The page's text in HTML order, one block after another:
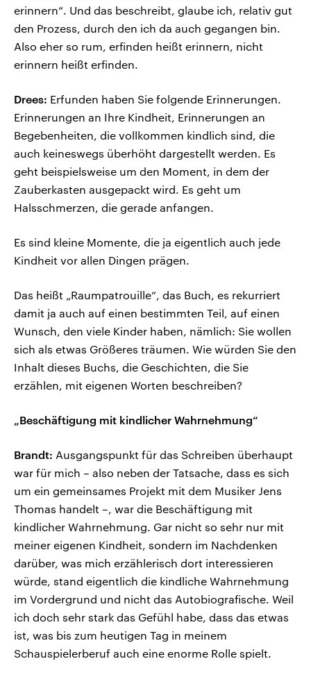
erinnern“. Und das beschreibt, glaube ich, relativ gut
den Prozess, durch den ich da auch gegangen bin.
Also eher so rum, erfinden heißt erinnern, nicht
erinnern heißt erfinden.
Drees: Erfunden haben Sie folgende Erinnerungen.
Erinnerungen an Ihre Kindheit, Erinnerungen an
Begebenheiten, die vollkommen kindlich sind, die
auch keineswegs überhöht dargestellt werden. Es
geht beispielsweise um den Moment, in dem der
Zauberkasten ausgepackt wird. Es geht um
Halsschmerzen, die gerade anfangen.
Es sind kleine Momente, die ja eigentlich auch jede
Kindheit vor allen Dingen prägen.
Das heißt „Raumpatrouille“, das Buch, es rekurriert
damit ja auch auf einen bestimmten Teil, auf einen
Wunsch, den viele Kinder haben, nämlich: Sie wollen
sich als etwas Größeres träumen. Wie würden Sie den
Inhalt dieses Buchs, die Geschichten, die Sie
erzählen, mit eigenen Worten beschreiben?
„Beschäftigung mit kindlicher Wahrnehmung“
Brandt: Ausgangspunkt für das Schreiben überhaupt
war für mich – also neben der Tatsache, dass es sich
um ein gemeinsames Projekt mit dem Musiker Jens
Thomas handelt –, war die Beschäftigung mit
kindlicher Wahrnehmung. Gar nicht so sehr nur mit
meiner eigenen Kindheit, sondern im Nachdenken
darüber, was mich erzählerisch dort interessieren
würde, stand eigentlich die kindliche Wahrnehmung
im Vordergrund und nicht das Autobiografische. Weil
ich doch sehr stark das Gefühl habe, dass das etwas
ist, was bis zum heutigen Tag in meinem
Schauspielerberuf auch eine enorme Rolle spielt.